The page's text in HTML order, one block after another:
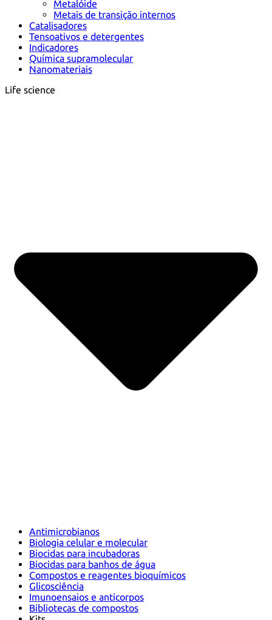
Metalóide
Metais de transição internos
Catalisadores
Tensoativos e detergentes
Indicadores
Química supramolecular
Nanomateriais
Life science
Antimicrobianos
Biologia celular e molecular
Biocidas para incubadoras
Biocidas para banhos de água
Compostos e reagentes bioquímicos
Glicosciência
Imunoensaios e anticorpos
Bibliotecas de compostos